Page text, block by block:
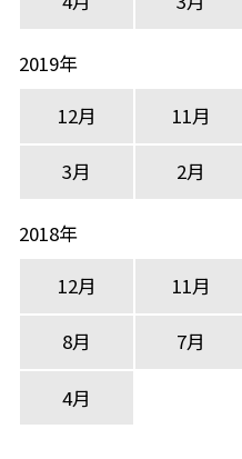
2019年
12月
11月
3月 2月
2018年
12月
11月
8月 7月
4月